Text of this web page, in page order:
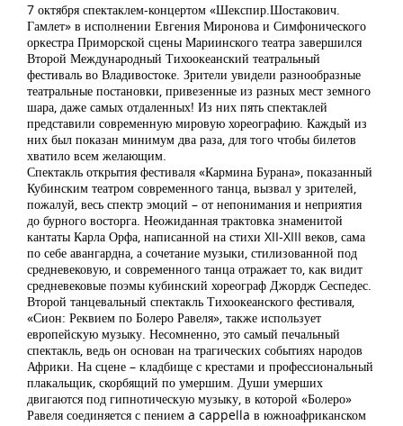
7 октября спектаклем-концертом «Шекспир.Шостакович.
Гамлет» в исполнении Евгения Миронова и Симфонического
оркестра Приморской сцены Мариинского театра завершился
Второй Международный Тихоокеанский театральный
фестиваль во Владивостоке. Зрители увидели разнообразные
театральные постановки, привезенные из разных мест земного
шара, даже самых отдаленных! Из них пять спектаклей
представили современную мировую хореографию. Каждый из
них был показан минимум два раза, для того чтобы билетов
хватило всем желающим.
Спектакль открытия фестиваля «Кармина Бурана», показанный
Кубинским театром современного танца, вызвал у зрителей,
пожалуй, весь спектр эмоций – от непонимания и неприятия
до бурного восторга. Неожиданная трактовка знаменитой
кантаты Карла Орфа, написанной на стихи XII-XIII веков, сама
по себе авангардна, а сочетание музыки, стилизованной под
средневековую, и современного танца отражает то, как видит
средневековые поэмы кубинский хореограф Джордж Сеспедес.
Второй танцевальный спектакль Тихоокеанского фестиваля,
«Сион: Реквием по Болеро Равеля», также использует
европейскую музыку. Несомненно, это самый печальный
спектакль, ведь он основан на трагических событиях народов
Африки. На сцене – кладбище с крестами и профессиональный
плакальщик, скорбящий по умершим. Души умерших
двигаются под гипнотическую музыку, в которой «Болеро»
Равеля соединяется с пением a cappella в южноафриканском